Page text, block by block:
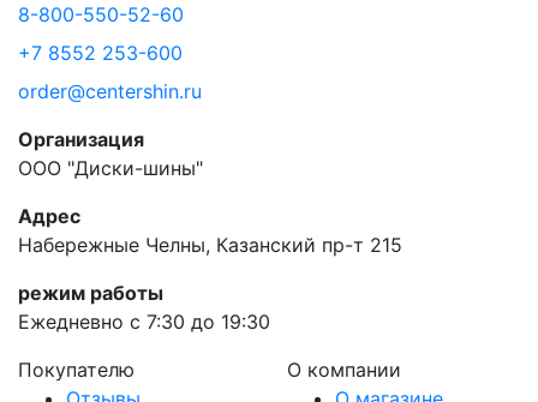
8-800-550-52-60
+7 8552 253-600
order@centershin.ru
Организация
ООО "Диски-шины"
Адрес
Набережные Челны, Казанский пр-т 215
режим работы
Ежедневно с 7:30 до 19:30
Покупателю
О компании